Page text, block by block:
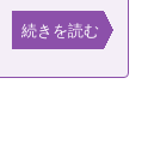
続きを読む